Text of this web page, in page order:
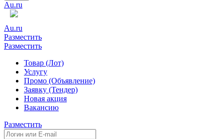
Au.ru
Au.ru
Разместить
Разместить
Товар (Лот)
Услугу
Промо (Объявление)
Заявку (Тендер)
Новая акция
Вакансию
Разместить